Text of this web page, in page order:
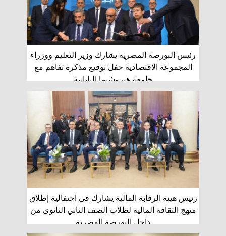
رئيس البورصة المصرية يشارك وزير التعليم ووزراء
المجموعة الاقتصادية حفل توقيع مذكرة تفاهم مع
جامعة هيروشيما اليابانية
رئيس هيئة الرقابة المالية يشارك في احتفالية إطلاق
منهج الثقافة المالية لطلاب الصف الثاني الثانوي من
داخل البورصة المصرية